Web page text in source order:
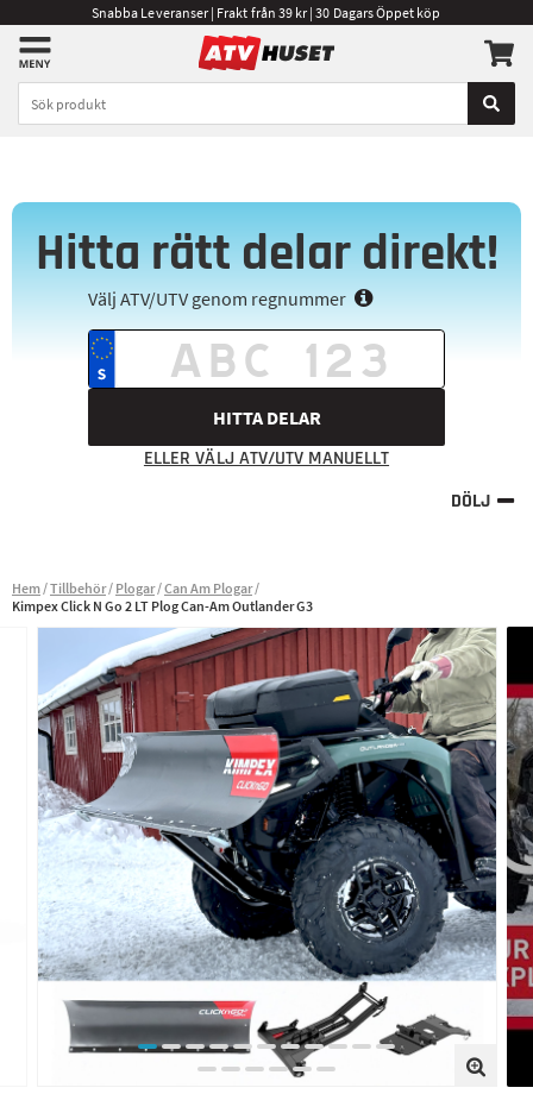
Snabba Leveranser | Frakt från 39 kr | 30 Dagars Öppet köp
Hitta rätt delar direkt!
Välj ATV/UTV genom regnummer
HITTA DELAR
ELLER VÄLJ ATV/UTV MANUELLT
DÖLJ
Hem Tillbehör Plogar Can Am Plogar
Kimpex Click N Go 2 LT Plog Can-Am Outlander G3